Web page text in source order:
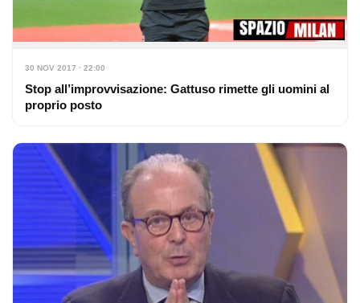
30 NOV 2017 · 22:00
Stop all’improvvisazione: Gattuso rimette gli uomini al
proprio posto